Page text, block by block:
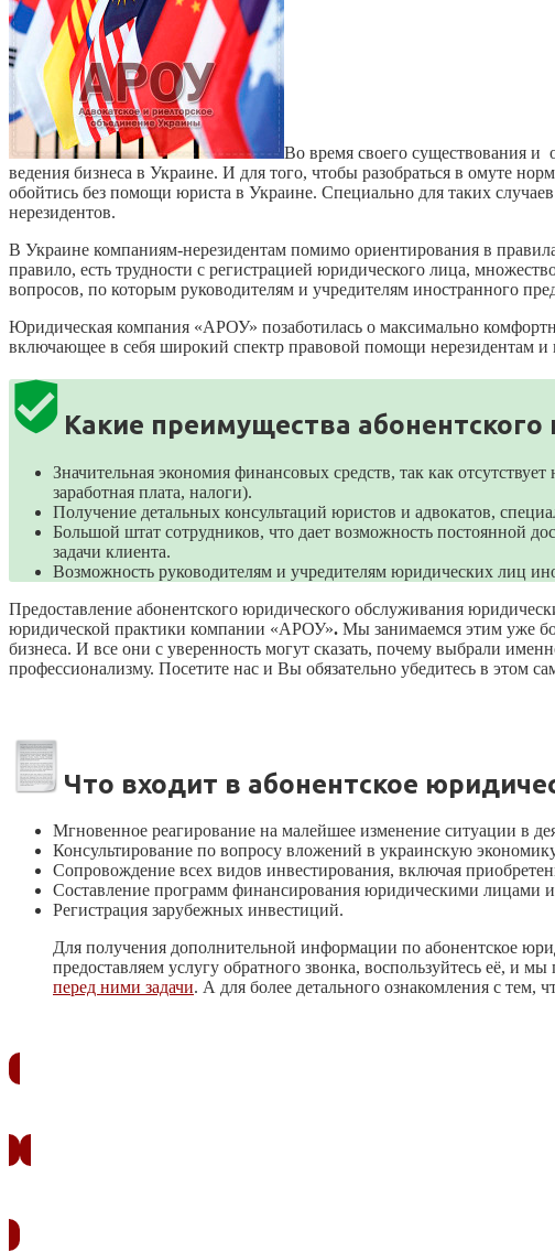
Во время своего существования и
ведения бизнеса в Украине. И для того, чтобы разобраться в омуте
обойтись без помощи юриста в Украине. Специально для таких
нерезидентов.
В Украине компаниям-нерезидентам помимо ориентирования в
правило, есть трудности с регистрацией юридического лица,
вопросов, по которым руководителям и учредителям иностранного
Юридическая компания «АРОУ» позаботилась о максимально
включающее в себя широкий спектр правовой помощи нерезидентам и
Какие преимущества
Значительная экономия финансовых средств, так как
заработная плата, налоги).
Получение детальных консультаций юристов и адвокатов,
Большой штат сотрудников, что дает возможность постоянной
задачи клиента.
Возможность руководителям и учредителям юридических лиц
Предоставление абонентского юридического обслуживания
юридической практики компании «АРОУ». Мы занимаемся этим уже
бизнеса. И все они с уверенность могут сказать, почему выбрали
профессионализму. Посетите нас и Вы обязательно убедитесь в этом
Что входит в абонентское
Мгновенное реагирование на малейшее изменение ситуации в
Консультирование по вопросу вложений в украинскую
Сопровождение всех видов инвестирования, включая
Составление программ финансирования юридическими лицами
Регистрация зарубежных инвестиций.
Для получения дополнительной информации по абонентское
предоставляем услугу обратного звонка, воспользуйтесь её, и
перед ними задачи. А для более детального ознакомления с тем,